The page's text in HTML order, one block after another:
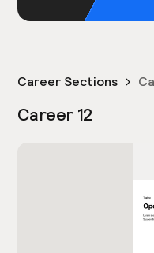
Career Sections
Career 12